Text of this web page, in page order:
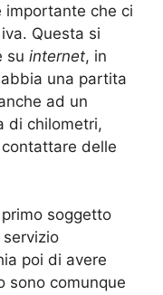
importante che ci
Questa si
su internet, in
una partita
ad un
di chilometri,
delle
soggetto
poi di avere
sono comunque